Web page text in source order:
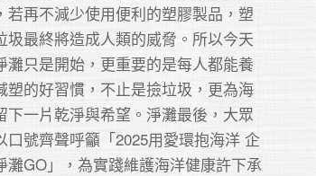
若再不減少使用便利的塑膠製品，塑
圾最終將造成人類的威脅。所以今天
灘只是開始，更重要的是每人都能養
塑的好習慣，不止是撿垃圾，更為海
下一片乾淨與希望。淨灘最後，大眾
口號齊聲呼籲「2025用愛環抱海洋 企
灘GO」，為實踐維護海洋健康許下承